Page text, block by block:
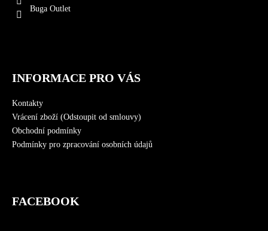
Buga Outlet
INFORMACE PRO VÁS
Kontakty
Vrácení zboží (Odstoupit od smlouvy)
Obchodní podmínky
Podmínky pro zpracování osobních údajů
FACEBOOK